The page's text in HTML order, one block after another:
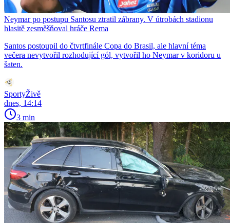
Neymar po postupu Santosu ztratil zábrany. V útrobách stadionu
hlasitě zesměšňoval hráče Rema
Santos postoupil do čtvrtfinále Copa do Brasil, ale hlavní téma
večera nevytvořil rozhodující gól, vytvořil ho Neymar v koridoru u
šaten.
SportyŽivě
dnes, 14:14
3 min